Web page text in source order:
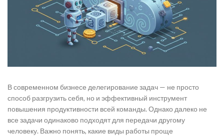
В современном бизнесе делегирование задач — не просто
способ разгрузить себя, но и эффективный инструмент
повышения продуктивности всей команды. Однако далеко не
все задачи одинаково подходят для передачи другому
человеку. Важно понять, какие виды работы проще